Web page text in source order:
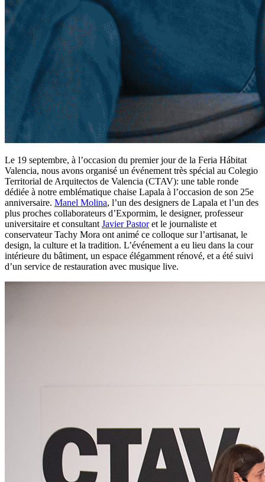
Le 19 septembre, à l’occasion du premier jour de la Feria Hábitat
Valencia, nous avons organisé un événement très spécial au Colegio
Territorial de Arquitectos de Valencia (CTAV): une table ronde
dédiée à notre emblématique chaise Lapala à l’occasion de son 25e
anniversaire. Manel Molina, l’un des designers de Lapala et l’un des
plus proches collaborateurs d’Expormim, le designer, professeur
universitaire et consultant Javier Pastoret le journaliste et
conservateur Tachy Mora ont animé ce colloque sur l’artisanat, le
design, la culture et la tradition. L’événement a eu lieu dans la cour
intérieure du bâtiment, un espace élégamment rénové, et a été suivi
d’un service de restauration avec musique live.